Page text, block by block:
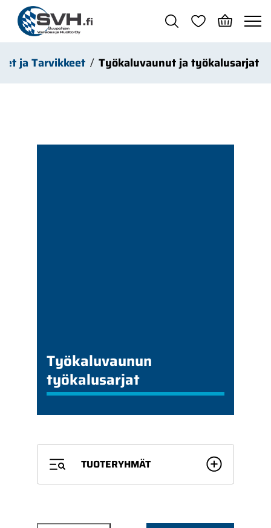
Siirry pääsisältöön
ja Tarvikkeet Työkaluvaunut ja työkalusarjat
Työkaluvaunun
työkalusarjat
TUOTERYHMÄT